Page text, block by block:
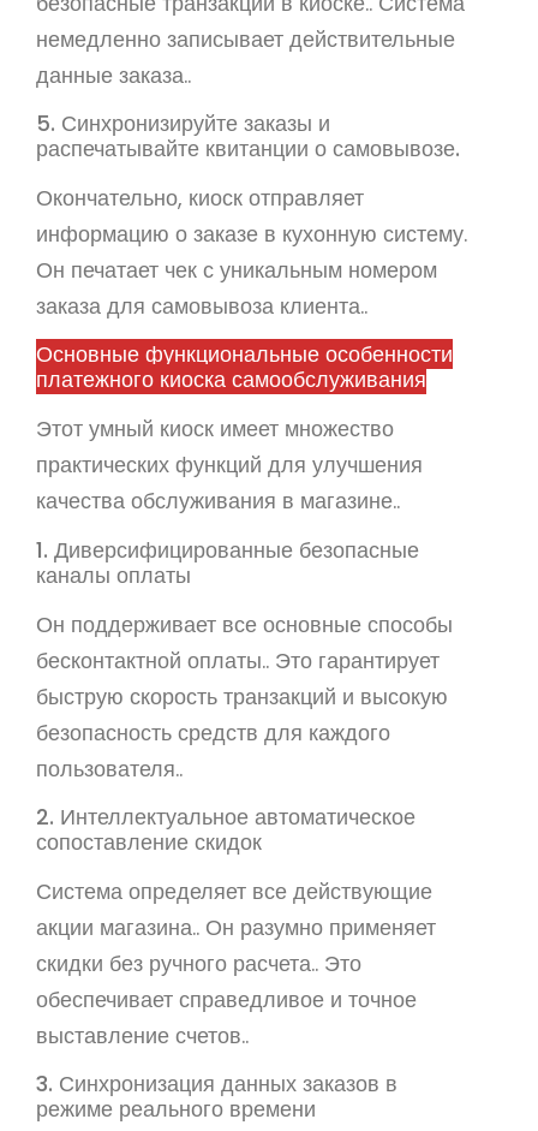
немедленно записывает действительные
данные заказа..
5. Синхронизируйте заказы и
распечатывайте квитанции о самовывозе.
Окончательно, киоск отправляет
информацию о заказе в кухонную систему.
Он печатает чек с уникальным номером
заказа для самовывоза клиента..
Основные функциональные особенности
платежного киоска самообслуживания
Этот умный киоск имеет множество
практических функций для улучшения
качества обслуживания в магазине..
1. Диверсифицированные безопасные
каналы оплаты
Он поддерживает все основные способы
бесконтактной оплаты.. Это гарантирует
быструю скорость транзакций и высокую
безопасность средств для каждого
пользователя..
2. Интеллектуальное автоматическое
сопоставление скидок
Система определяет все действующие
акции магазина.. Он разумно применяет
скидки без ручного расчета.. Это
обеспечивает справедливое и точное
выставление счетов..
3. Синхронизация данных заказов в
режиме реального времени